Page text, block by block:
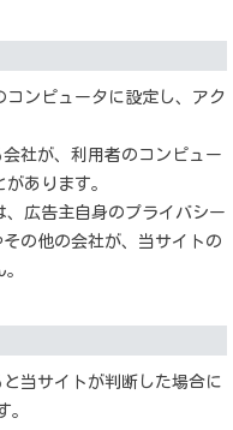
ンピュータに設定し、アク
社が、利用者のコンピュー
あります。
広告主自身のプライバシー
の他の会社が、当サイトの
当サイトが判断した場合に
。